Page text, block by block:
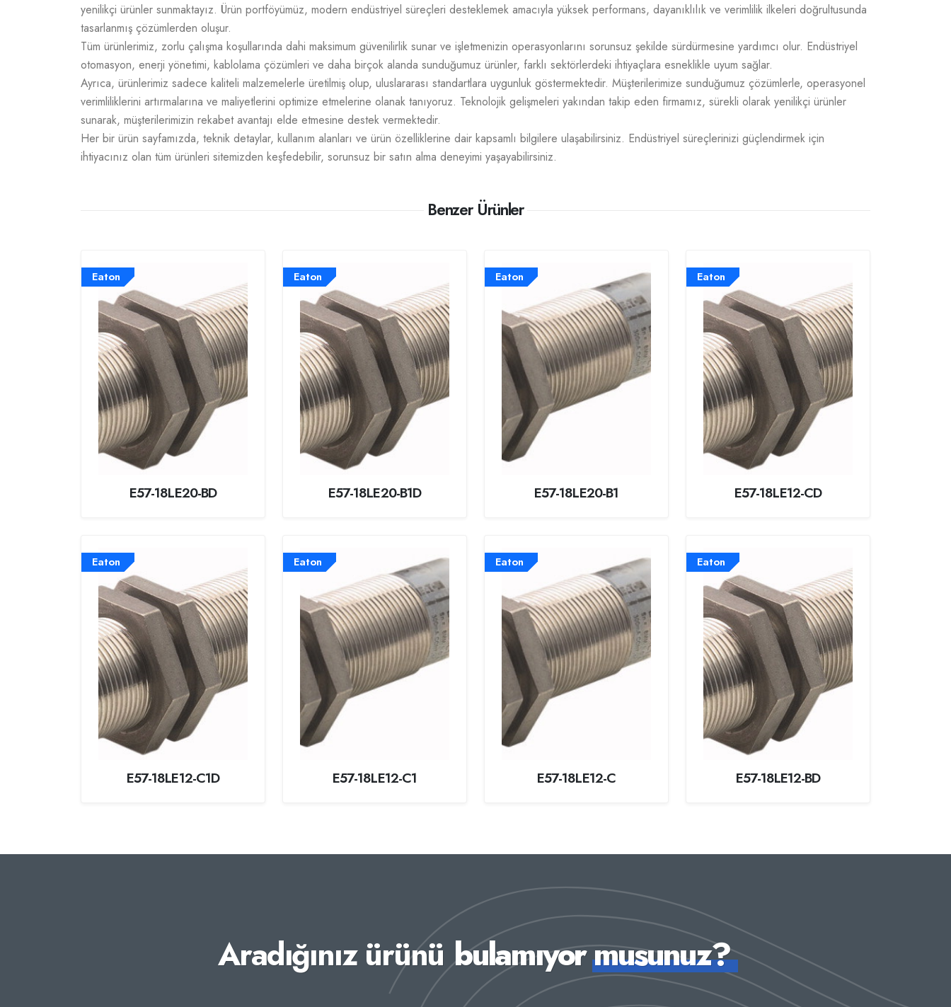
yenilikçi ürünler sunmaktayız. Ürün portföyümüz, modern endüstriyel süreçleri desteklemek amacıyla yüksek performans, dayanıklılık ve verimlilik ilkeleri doğrultusunda
tasarlanmış çözümlerden oluşur.
Tüm ürünlerimiz, zorlu çalışma koşullarında dahi maksimum güvenilirlik sunar ve işletmenizin operasyonlarını sorunsuz şekilde sürdürmesine yardımcı olur. Endüstriyel
otomasyon, enerji yönetimi, kablolama çözümleri ve daha birçok alanda sunduğumuz ürünler, farklı sektörlerdeki ihtiyaçlara esneklikle uyum sağlar.
Ayrıca, ürünlerimiz sadece kaliteli malzemelerle üretilmiş olup, uluslararası standartlara uygunluk göstermektedir. Müşterilerimize sunduğumuz çözümlerle, operasyonel
verimliliklerini artırmalarına ve maliyetlerini optimize etmelerine olanak tanıyoruz. Teknolojik gelişmeleri yakından takip eden firmamız, sürekli olarak yenilikçi ürünler
sunarak, müşterilerimizin rekabet avantajı elde etmesine destek vermektedir.
Her bir ürün sayfamızda, teknik detaylar, kullanım alanları ve ürün özelliklerine dair kapsamlı bilgilere ulaşabilirsiniz. Endüstriyel süreçlerinizi güçlendirmek için
ihtiyacınız olan tüm ürünleri sitemizden keşfedebilir, sorunsuz bir satın alma deneyimi yaşayabilirsiniz.
Benzer Ürünler
Eaton
E57-18LE20-BD
Eaton
E57-18LE20-B1D
Eaton
E57-18LE20-B1
Eaton
E57-18LE12-CD
Eaton
E57-18LE12-C1D
Eaton
E57-18LE12-C1
Eaton
E57-18LE12-C
Eaton
E57-18LE12-BD
Aradığınız ürünübulamıyor musunuz?